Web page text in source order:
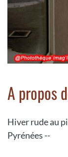
A propos
Hiver rude au
Pyrénées --